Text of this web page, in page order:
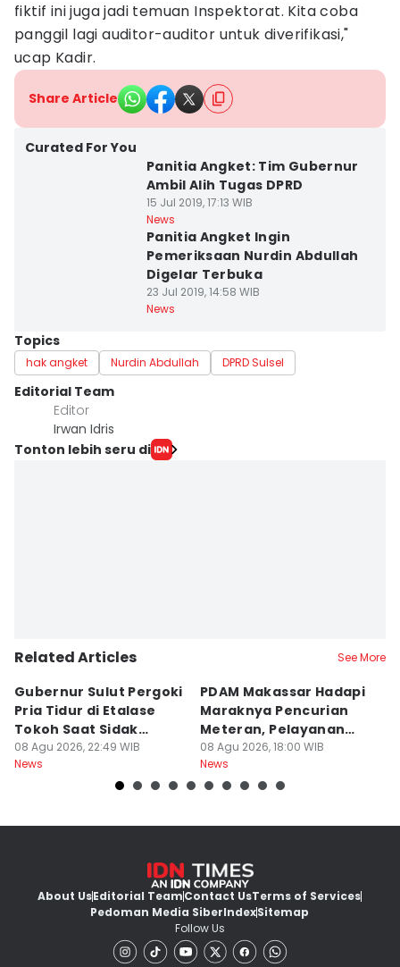
fiktif ini juga jadi temuan Inspektorat. Kita coba
panggil lagi auditor-auditor untuk diverifikasi,"
ucap Kadir.
Share Article
Curated For You
Panitia Angket: Tim Gubernur
Ambil Alih Tugas DPRD
15 Jul 2019, 17:13 WIB
News
Panitia Angket Ingin
Pemeriksaan Nurdin Abdullah
Digelar Terbuka
23 Jul 2019, 14:58 WIB
News
Topics
hak angket Nurdin Abdullah DPRD Sulsel
Editorial Team
Editor
Irwan Idris
Tonton lebih seru di
Related Articles See More
Gubernur Sulut Pergoki
Pria Tidur di Etalase
Tokoh Saat Sidak
Gedung
08 Agu 2026, 22:49 WIB
News
PDAM Makassar Hadapi
Maraknya Pencurian
Meteran, Pelayanan
Ikut Terdampak
08 Agu 2026, 18:00 WIB
News
About UsEditorial TeamContact UsTerms of Services
Pedoman Media SiberIndexSitemap
Follow Us